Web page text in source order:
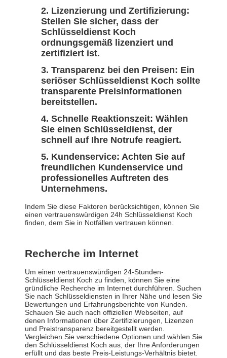
Lizenzierung und Zertifizierung:
Stellen Sie sicher, dass der
Schlüsseldienst Koch
ordnungsgemäß lizenziert und
zertifiziert ist.
Transparenz bei den Preisen: Ein
seriöser Schlüsseldienst Koch sollte
transparente Preisinformationen
bereitstellen.
Schnelle Reaktionszeit: Wählen
Sie einen Schlüsseldienst, der
schnell auf Ihre Notrufe reagiert.
Kundenservice: Achten Sie auf
freundlichen Kundenservice und
professionelles Auftreten des
Unternehmens.
Indem Sie diese Faktoren berücksichtigen, können Sie
einen vertrauenswürdigen 24h Schlüsseldienst Koch
finden, dem Sie in Notfällen vertrauen können.
Recherche im Internet
Um einen vertrauenswürdigen 24-Stunden-
Schlüsseldienst Koch zu finden, können Sie eine
gründliche Recherche im Internet durchführen. Suchen
Sie nach Schlüsseldiensten in Ihrer Nähe und lesen Sie
Bewertungen und Erfahrungsberichte von Kunden.
Schauen Sie auch nach offiziellen Webseiten, auf
denen Informationen über Zertifizierungen, Lizenzen
und Preistransparenz bereitgestellt werden.
Vergleichen Sie verschiedene Optionen und wählen Sie
den Schlüsseldienst Koch aus, der Ihre Anforderungen
erfüllt und das beste Preis-Leistungs-Verhältnis bietet.